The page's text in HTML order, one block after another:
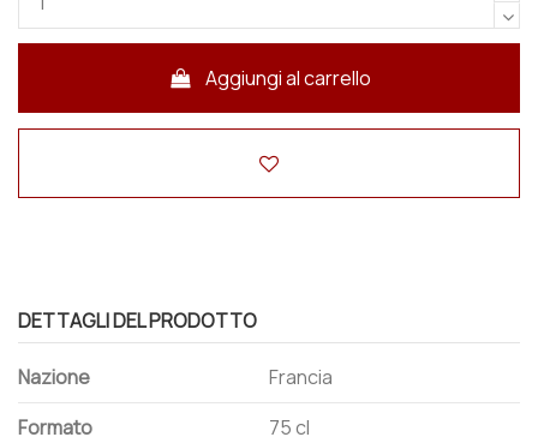
Aggiungi al carrello
DETTAGLI DEL PRODOTTO
Nazione
Francia
Formato
75 cl